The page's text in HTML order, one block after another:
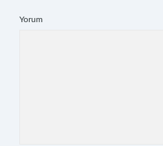
Yorum